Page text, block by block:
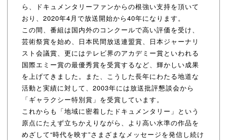
ら、ドキュメンタリーファンからの根強い支持を頂いて
おり、2020年4月で放送開始から40年になります。
この間、番組は国内外のコンクールで高い評価を受け、
芸術祭賞を始め、日本民間放送連盟賞、日本ジャーナリ
スト会議賞、更にはテレビ界のアカデミー賞といわれる
国際エミー賞の最優秀賞を受賞するなど、輝かしい成果
を上げてきました。また、こうした長年にわたる地道な
活動と実績に対して、2003年には放送批評懇談会から
「ギャラクシー特別賞」を受賞しています。
これからも「地域に密着したドキュメンタリー」という
原点にたえず立ちかえりながら、より高い水準の作品を
めざして“時代を映す”さまざまなメッセージを発信し続け